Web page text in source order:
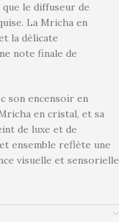
le diffuseur de
La Mricha en
la délicate
note finale de
son encensoir en
en cristal, et sa
de luxe et de
ensemble reflète une
visuelle et sensorielle